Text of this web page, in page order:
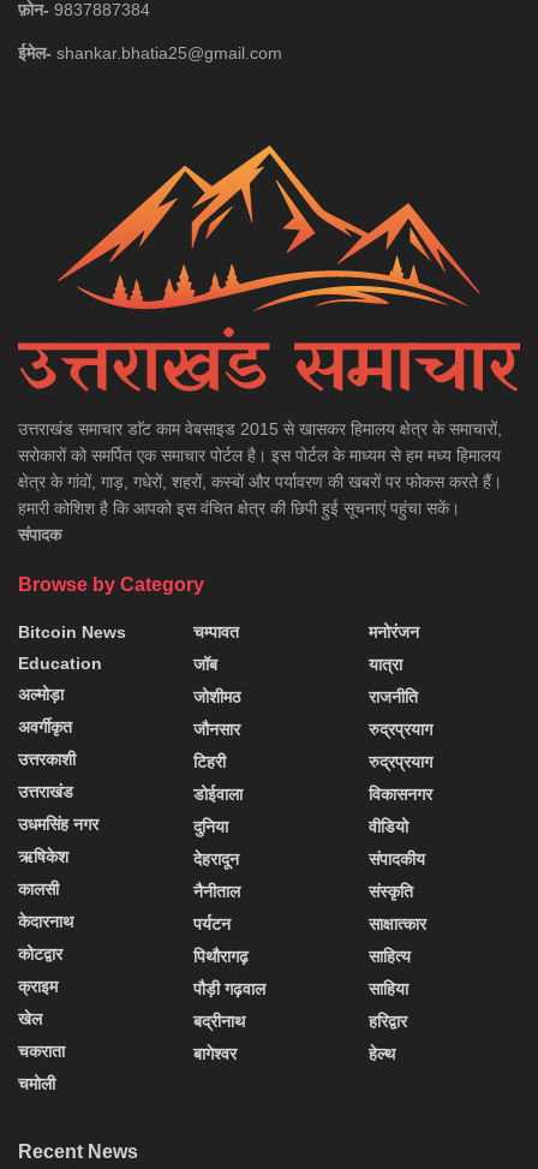
फ़ोन- 9837887384
ईमेल- shankar.bhatia25@gmail.com
उत्तराखंड समाचार डाॅट काम वेबसाइड 2015 से खासकर हिमालय क्षेत्र के समाचारों,
सरोकारों को समर्पित एक समाचार पोर्टल है। इस पोर्टल के माध्यम से हम मध्य हिमालय
क्षेत्र के गांवों, गाड़, गधेरों, शहरों, कस्बों और पर्यावरण की खबरों पर फोकस करते हैं।
हमारी कोशिश है कि आपको इस वंचित क्षेत्र की छिपी हुई सूचनाएं पहुंचा सकें।
संपादक
Browse by Category
Bitcoin News
Education
अल्मोड़ा
अवर्गीकृत
उत्तरकाशी
उत्तराखंड
उधमसिंह नगर
ऋषिकेश
कालसी
केदारनाथ
कोटद्वार
क्राइम
खेल
चकराता
चमोली
चम्पावत
जॉब
जोशीमठ
जौनसार
टिहरी
डोईवाला
दुनिया
देहरादून
नैनीताल
पर्यटन
पिथौरागढ़
पौड़ी गढ़वाल
बद्रीनाथ
बागेश्वर
मनोरंजन
यात्रा
राजनीति
रुद्रप्रयाग
रुद्रप्रयाग
विकासनगर
वीडियो
संपादकीय
संस्कृति
साक्षात्कार
साहित्य
साहिया
हरिद्वार
हेल्थ
Recent News